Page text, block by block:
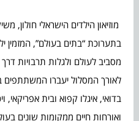
בתערוכת “בתים בעולם”, המזמין
מסביב לעולם ולגלות תרבויות
לאורך המסלול יעברו המשתתפים
בדואי, איגלו קפוא ובית אפריקאי,
ואורחות חיים ממקומות שונים